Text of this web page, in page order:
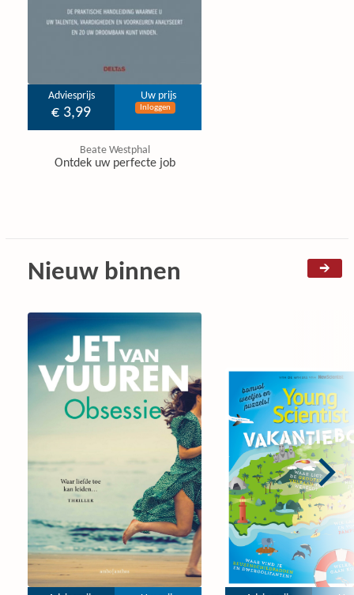
Adviesprijs
€ 3,99
Uw prijs
Inloggen
Beate Westphal
Ontdek uw perfecte job
Nieuw binnen